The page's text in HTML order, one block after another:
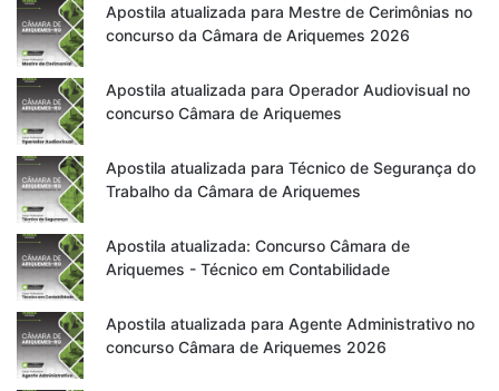
Apostila atualizada para Mestre de Cerimônias no
concurso da Câmara de Ariquemes 2026
Apostila atualizada para Operador Audiovisual no
concurso Câmara de Ariquemes
Apostila atualizada para Técnico de Segurança do
Trabalho da Câmara de Ariquemes
Apostila atualizada: Concurso Câmara de
Ariquemes - Técnico em Contabilidade
Apostila atualizada para Agente Administrativo no
concurso Câmara de Ariquemes 2026